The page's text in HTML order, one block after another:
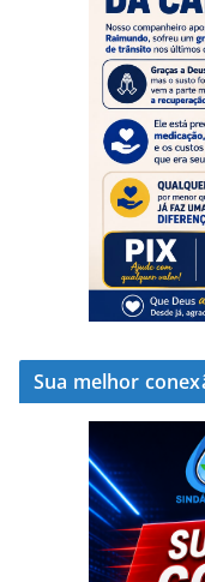
Sua melhor